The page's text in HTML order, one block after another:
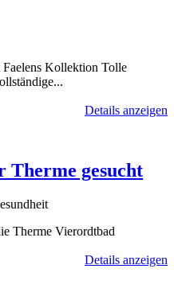
Faelens Kollektion Tolle
Details anzeigen
Therme gesucht
Therme Vierordtbad
Details anzeigen